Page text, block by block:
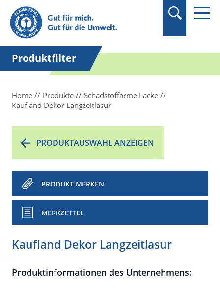
Suchbegriff in
Anführungszeichen
setzen.
Produktfilter
Home Produkte
Schadstoffarme Lacke
Kaufland Dekor Langzeitlasur
PRODUKTAUSWAHL ANZEIGEN
PRODUKT MERKEN
MERKZETTEL
Kaufland Dekor Langzeitlasur
Produktinformationen des Unternehmens: